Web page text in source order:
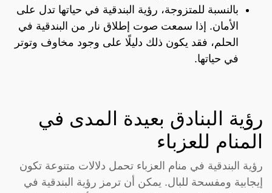
بالنسبة للمتزوجة، رؤية البندقية في حياتها تدل على
الأمان. إذا سمعت صوت إطلاق نار من البندقية في
الحلم، فقد يكون ذلك دليلًا على وجود مخاوف وتوتر
في حياتها.
رؤية البنادق بعيدة المدى في
المنام للعزباء
رؤية البندقية في منام العزباء تحمل دلالات متنوعة تكون
إيجابية ومفسحة للبال. يمكن أن ترمز رؤية البندقية في